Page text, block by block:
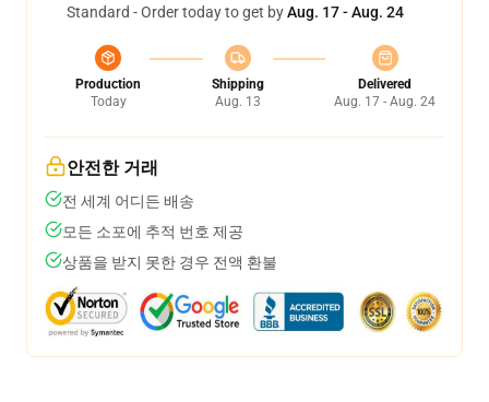
Standard - Order today to get byAug. 17 - Aug. 24
Production
Today
Shipping
Aug. 13
Delivered
Aug. 17 - Aug. 24
안전한 거래
전 세계 어디든 배송
모든 소포에 추적 번호 제공
상품을 받지 못한 경우 전액 환불